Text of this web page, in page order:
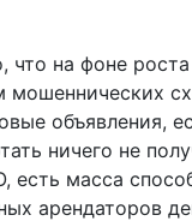
что на фоне
мошеннических
объявления,
ничего не
есть масса
арендаторов